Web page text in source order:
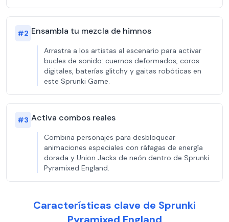
#2 Ensambla tu mezcla de himnos
Arrastra a los artistas al escenario para activar
bucles de sonido: cuernos deformados, coros
digitales, baterías glitchy y gaitas robóticas en
este Sprunki Game.
#3 Activa combos reales
Combina personajes para desbloquear
animaciones especiales con ráfagas de energía
dorada y Union Jacks de neón dentro de Sprunki
Pyramixed England.
Características clave de Sprunki